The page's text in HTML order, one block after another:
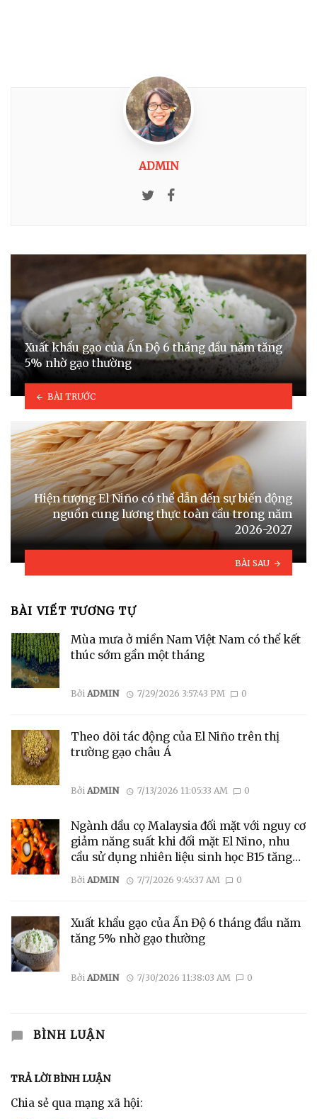
ADMIN
Twitter
Xuất khẩu gạo của Ấn Độ 6 tháng đầu năm tăng
5% nhờ gạo thường
BÀI TRƯỚC
Hiện tượng El Niño có thể dẫn đến sự biến động
nguồn cung lương thực toàn cầu trong năm
2026-2027
BÀI SAU
BÀI VIẾT TƯƠNG TỰ
Mùa mưa ở miền Nam Việt Nam có thể kết
thúc sớm gần một tháng
Bởi ADMIN 7/29/2026 3:57:43 PM 0
Theo dõi tác động của El Niño trên thị
trường gạo châu Á
Bởi ADMIN 7/13/2026 11:05:33 AM 0
Ngành dầu cọ Malaysia đối mặt với nguy cơ
giảm năng suất khi đối mặt El Nino, nhu
cầu sử dụng nhiên liệu sinh học B15 tăng
cao
Bởi ADMIN 7/7/2026 9:45:37 AM 0
Xuất khẩu gạo của Ấn Độ 6 tháng đầu năm
tăng 5% nhờ gạo thường
Bởi ADMIN 7/30/2026 11:38:03 AM 0
BÌNH LUẬN
TRẢ LỜI BÌNH LUẬN
Chia sẻ qua mạng xã hội: